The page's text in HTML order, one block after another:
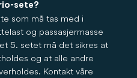
sete?
som må tas med i
og passasjermasse
5. setet må det sikres at
og at alle andre
Kontakt våre